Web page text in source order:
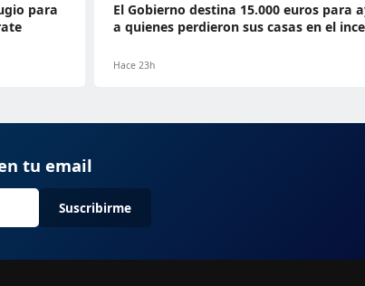
para
El Gobierno destina 15.000 euros para
a quienes perdieron sus casas en el
Hace 23h
tu email
Suscribirme